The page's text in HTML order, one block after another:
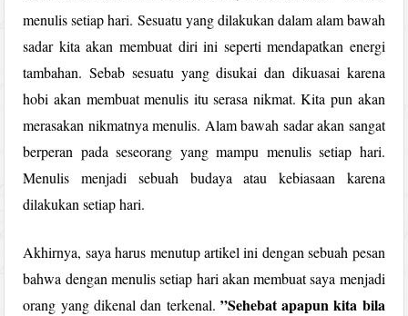
menulis setiap hari. Sesuatu yang dilakukan dalam alam bawah
sadar kita akan membuat diri ini seperti mendapatkan energi
tambahan. Sebab sesuatu yang disukai dan dikuasai karena
hobi akan membuat menulis itu serasa nikmat. Kita pun akan
merasakan nikmatnya menulis. Alam bawah sadar akan sangat
berperan pada seseorang yang mampu menulis setiap hari.
Menulis menjadi sebuah budaya atau kebiasaan karena
dilakukan setiap hari.
Akhirnya, saya harus menutup artikel ini dengan sebuah pesan
bahwa dengan menulis setiap hari akan membuat saya menjadi
orang yang dikenal dan terkenal. ”Sehebat apapun kita bila